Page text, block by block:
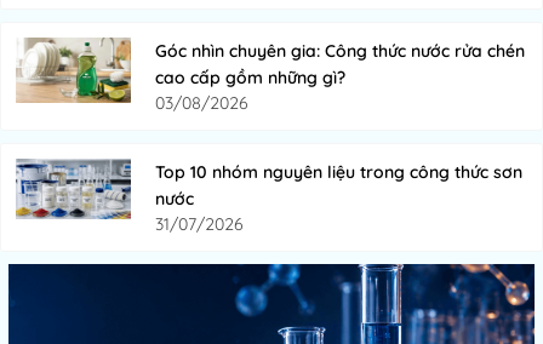
Góc nhìn chuyên gia: Công thức nước rửa chén
cao cấp gồm những gì?
03/08/2026
Top 10 nhóm nguyên liệu trong công thức sơn
nước
31/07/2026